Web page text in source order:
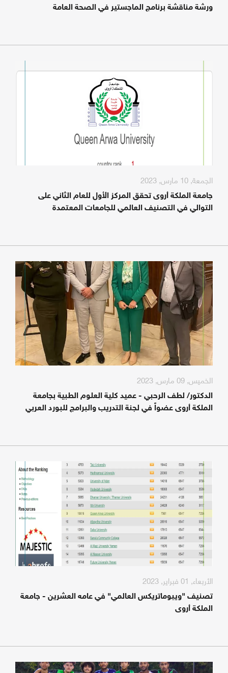
ورشة مناقشة برنامج الماجستير في الصحة العامة
الجمعة, 10 مارس, 2023
جامعة الملكة أروى تحقق المركز الأول للعام الثاني على
التوالي في التصنيف العالمي للجامعات المعتمدة
الخميس, 09 مارس, 2023
الدكتور/ لطف الرحبي - عميد كلية العلوم الطبية بجامعة
الملكة أروى عضواً في لجنة التدريب والبرامج للبورد العربي
الأربعاء, 01 فبراير, 2023
تصنيف "ويبوماتريكس العالمي" في عامه العشرين - جامعة
الملكة أروى